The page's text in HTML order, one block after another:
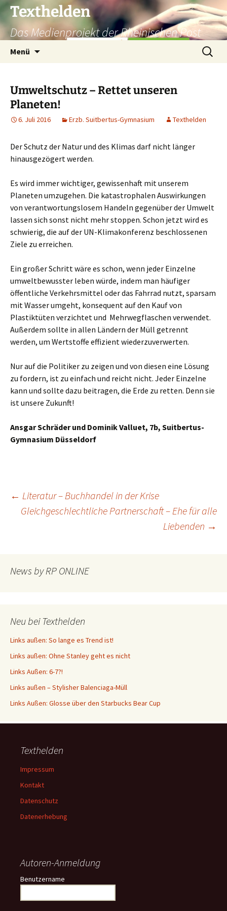
Texthelden
Das Medienprojekt der Rheinischen Post
Menü
Suchen
nach:
Umweltschutz – Rettet unseren
Planeten!
6. Juli 2016 Erzb. Suitbertus-Gymnasium Texthelden
Der Schutz der Natur und des Klimas darf nicht länger
hinausgezögert werden.
Es wird immer wichtiger, gewissenhaft mit unserem
Planeten umzugehen. Die katastrophalen Auswirkungen
von verantwortungslosem Handeln gegenüber der Umwelt
lassen sich sonst nicht mehr stoppen. Schon jetzt wird es
schwierig, die auf der UN-Klimakonferenz beschlossenen
Ziele zu erreichen.
Ein großer Schritt wäre es schon, wenn jeder Einzelne
umweltbewusster leben würde, indem man häufiger
öffentliche Verkehrsmittel oder das Fahrrad nutzt, sparsam
mit Wasser umgeht, konsequent auf den Kauf von
Plastiktüten verzichtet und Mehrwegflaschen verwendet.
Außerdem sollte in allen Ländern der Müll getrennt
werden, um Wertstoffe effizient wiederzuverwerten.
Nur auf die Politiker zu zeigen und von diesen eine Lösung
zu fordern, ist zu einfach und reicht nicht. Jeder Einzelne
kann und sollte dazu beitragen, die Erde zu retten. Denn sie
ist unsere Zukunft!
Ansgar Schräder und Dominik Valluet, 7b, Suitbertus-
Gymnasium Düsseldorf
Beitragsnavigation
← Literatur – Buchhandel in der Krise
Gleichgeschlechtliche Partnerschaft – Ehe für alle
Liebenden →
News by RP ONLINE
Neu bei Texthelden
Links außen: So lange es Trend ist!
Links außen: Ohne Stanley geht es nicht
Links Außen: 6-7?!
Links außen – Stylisher Balenciaga-Müll
Links Außen: Glosse über den Starbucks Bear Cup
Texthelden
Impressum
Kontakt
Datenschutz
Datenerhebung
Autoren-Anmeldung
Benutzername